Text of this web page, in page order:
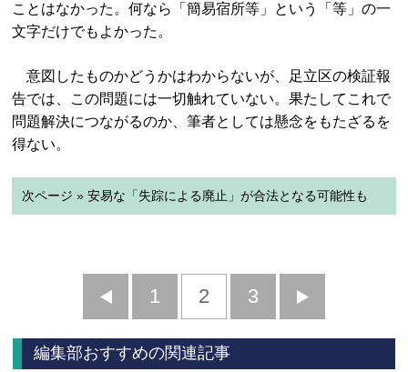
ことはなかった。何なら「簡易宿所等」という「等」の一
文字だけでもよかった。
意図したものかどうかはわからないが、足立区の検証報
告では、この問題には一切触れていない。果たしてこれで
問題解決につながるのか、筆者としては懸念をもたざるを
得ない。
次ページ » 安易な「失踪による廃止」が合法となる可能性も
前
へ
1 2 3
へ
編集部おすすめの関連記事